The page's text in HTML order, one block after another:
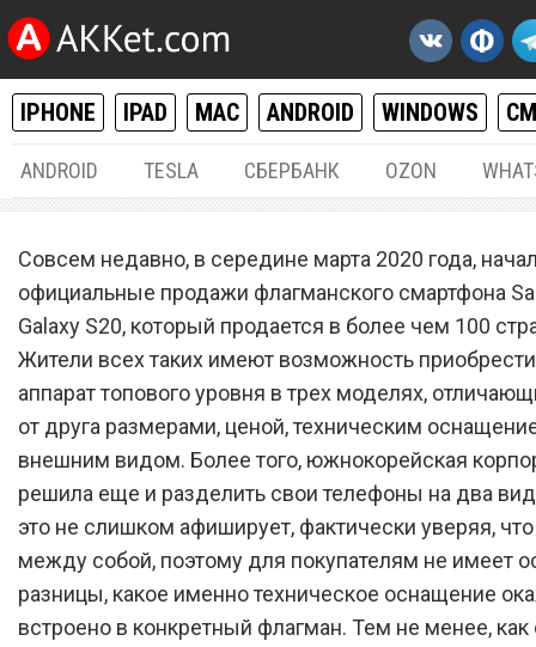
IPHONE IPAD MAC ANDROID WINDOWS
ANDROID TESLA СБЕРБАНК OZON
Покупатели в ужасе от
Galaxy S20
Совсем недавно, в середине марта 2020 года,
официальные продажи флагманского смартфона
Galaxy S20, который продается в более чем 100
Жители всех таких имеют возможность приобрести
аппарат топового уровня в трех моделях,
от друга размерами, ценой, техническим
внешним видом. Более того, южнокорейская
решила еще и разделить свои телефоны на два
это не слишком афиширует, фактически уверяя,
между собой, поэтому для покупателям не имеет
разницы, какое именно техническое оснащение
встроено в конкретный флагман. Тем не менее, как